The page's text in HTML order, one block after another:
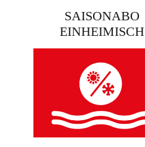
SAISONABO
EINHEIMISCH